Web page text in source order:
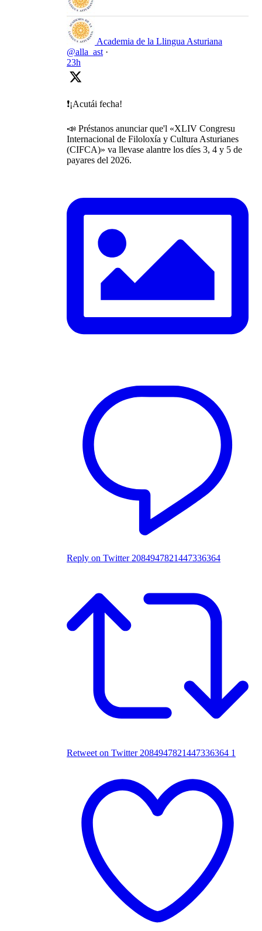
Academia de la Llingua Asturiana
@alla_ast ·
23h
❗️¡Acutái fecha!
📣 Préstanos anunciar que'l «XLIV Congresu
Internacional de Filoloxía y Cultura Asturianes
(CIFCA)» va llevase alantre los díes 3, 4 y 5 de
payares del 2026.
Reply on Twitter 2084947821447336364
Retweet on Twitter 2084947821447336364 1